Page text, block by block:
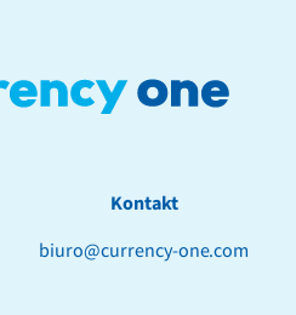
Kontakt
biuro@currency-one.com